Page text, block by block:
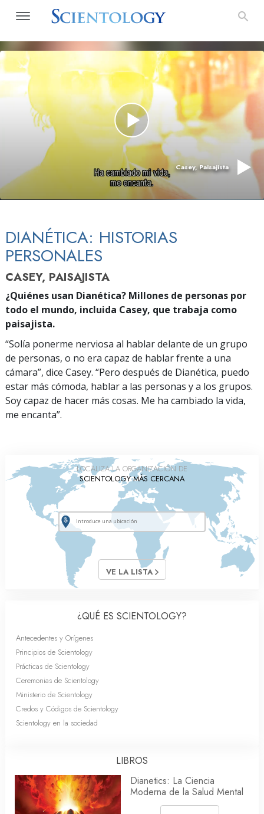
Casey, Paisajista
DIANÉTICA: HISTORIAS
PERSONALES
CASEY, PAISAJISTA
¿Quiénes usan Dianética? Millones de personas por
todo el mundo, incluida Casey, que trabaja como
paisajista.
“Solía ponerme nerviosa al hablar delante de un grupo
de personas, o no era capaz de hablar frente a una
cámara”, dice Casey. “Pero después de Dianética, puedo
estar más cómoda, hablar a las personas y a los grupos.
Soy capaz de hacer más cosas. Me ha cambiado la vida,
me encanta”.
LOCALIZA LA ORGANIZACIÓN DE
SCIENTOLOGY MÁS CERCANA
VE LA LISTA
¿QUÉ ES SCIENTOLOGY?
Antecedentes y Orígenes
Principios de Scientology
Prácticas de Scientology
Ceremonias de Scientology
Ministerio de Scientology
Credos y Códigos de Scientology
Scientology en la sociedad
LIBROS
Dianetics: La Ciencia
Moderna de la Salud Mental